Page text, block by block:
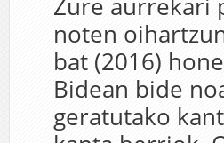
Zure aurrekari
noten
bat (2016)
Bidean bide
geratutako